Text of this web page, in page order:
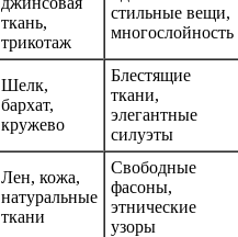
ткань,
трикотаж
стильные вещи,
многослойность
Шелк,
бархат,
кружево
Блестящие
ткани,
элегантные
силуэты
Лен, кожа,
натуральные
ткани
Свободные
фасоны,
этнические
узоры